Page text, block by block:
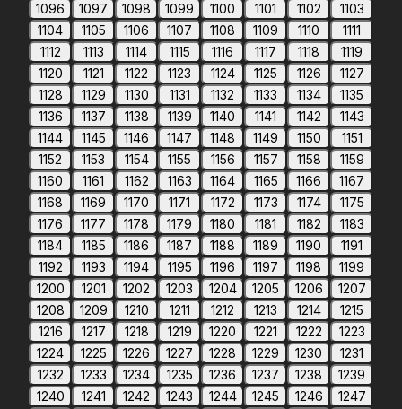
1096
1097 1098 1099 1100 1101 1102
1103
1104
1105 1106 1107 1108 1109 1110
1111
1112
1113 1114 1115 1116 1117 1118
1119
1120
1121 1122 1123 1124 1125 1126
1127
1128
1129 1130 1131 1132 1133 1134
1135
1136
1137 1138 1139 1140 1141 1142
1143
1144
1145 1146 1147 1148 1149 1150
1151
1152
1153 1154 1155 1156 1157 1158
1159
1160
1161 1162 1163 1164 1165 1166
1167
1168
1169 1170 1171 1172 1173 1174
1175
1176
1177 1178 1179 1180 1181 1182
1183
1184
1185 1186 1187 1188 1189 1190
1191
1192
1193 1194 1195 1196 1197 1198
1199
1200
1201 1202 1203 1204 1205 1206
1207
1208
1209 1210 1211 1212 1213 1214
1215
1216
1217 1218 1219 1220 1221 1222
1223
1224
1225 1226 1227 1228 1229 1230
1231
1232
1233 1234 1235 1236 1237 1238
1239
1240
1241 1242 1243 1244 1245 1246
1247